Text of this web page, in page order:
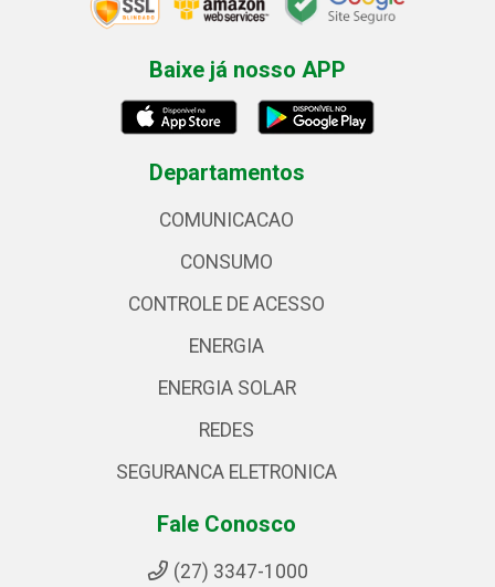
Baixe já nosso APP
Departamentos
COMUNICACAO
CONSUMO
CONTROLE DE ACESSO
ENERGIA
ENERGIA SOLAR
REDES
SEGURANCA ELETRONICA
Fale Conosco
(27) 3347-1000